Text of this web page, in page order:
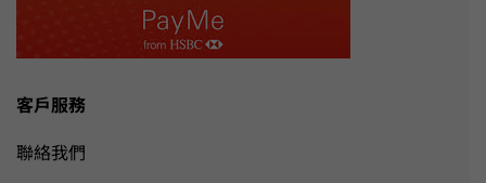
客戶服務
聯絡我們